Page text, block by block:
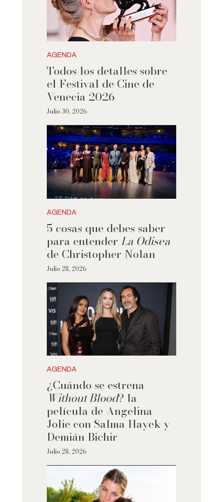
AGENDA
Todos los detalles sobre
el Festival de Cine de
Venecia 2026
Julio 30, 2026
AGENDA
5 cosas que debes saber
para entender La Odisea
de Christopher Nolan
Julio 28, 2026
AGENDA
¿Cuándo se estrena
Without Blood? la
película de Angelina
Jolie con Salma Hayek y
Demián Bichir
Julio 28, 2026